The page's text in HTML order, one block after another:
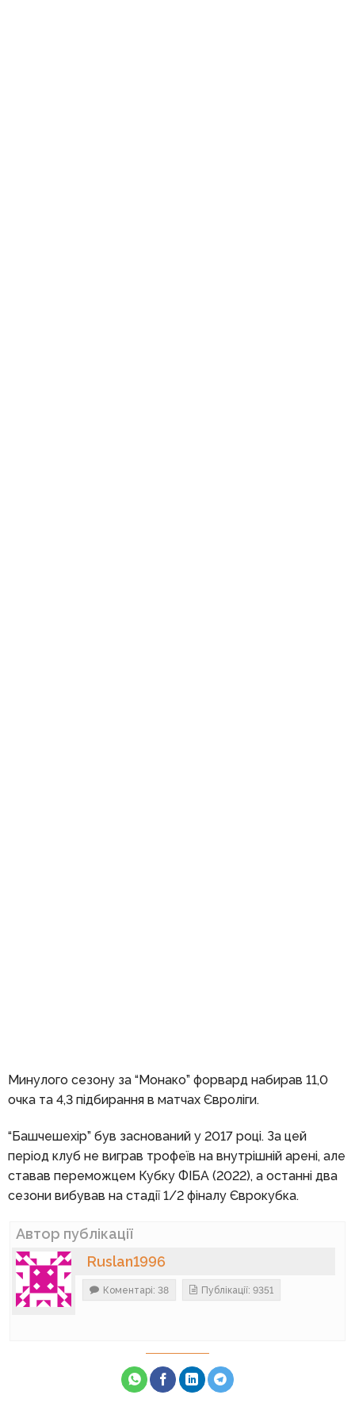
Минулого сезону за “Монако” форвард набирав 11,0
очка та 4,3 підбирання в матчах Євроліги.
“Башчешехір” був заснований у 2017 році. За цей
період клуб не виграв трофеїв на внутрішній арені, але
ставав переможцем Кубку ФІБА (2022), а останні два
сезони вибував на стадії 1/2 фіналу Єврокубка.
Автор публікації
Ruslan1996
Коментарі: 38 Публікації: 9351